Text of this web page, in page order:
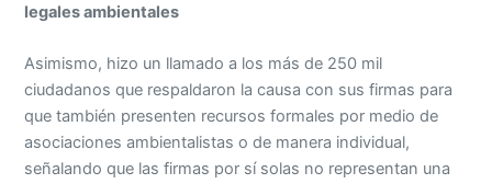
legales ambientales
Asimismo, hizo un llamado a los más de 250 mil
ciudadanos que respaldaron la causa con sus firmas para
que también presenten recursos formales por medio de
asociaciones ambientalistas o de manera individual,
señalando que las firmas por sí solas no representan una